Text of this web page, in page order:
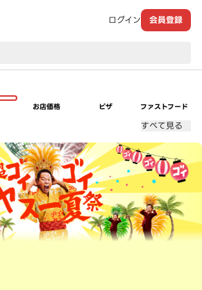
ログイン 会員登録
お店価格 ピザ ファストフード
すべて見る